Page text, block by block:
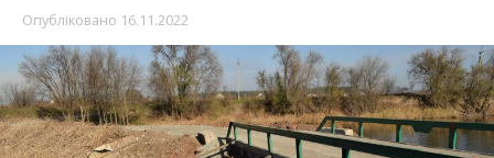
Опубліковано 16.11.2022